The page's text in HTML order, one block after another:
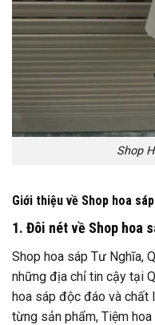
Shop
Giới thiệu về Shop hoa
1. Đôi nét về Shop hoa
Shop hoa sáp Tư Nghĩa,
những địa chỉ tin cậy tại
hoa sáp độc đáo và chất
từng sản phẩm, Tiệm